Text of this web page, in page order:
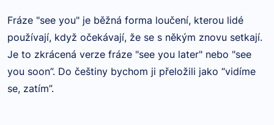
Fráze "see you" je běžná forma loučení, kterou lidé
používají, když očekávají, že se s někým znovu setkají.
Je to zkrácená verze fráze "see you later" nebo "see
you soon”. Do češtiny bychom ji přeložili jako “vidíme
se, zatím”.